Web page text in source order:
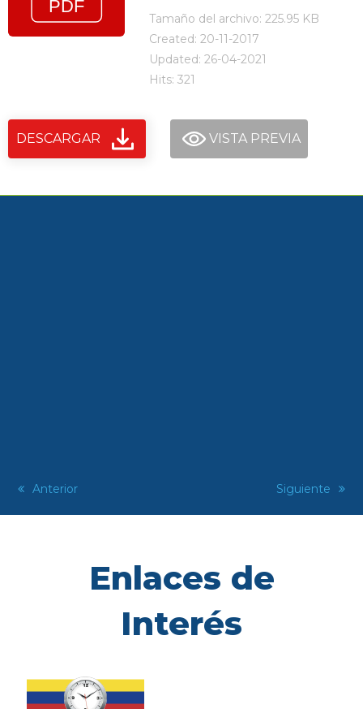
Tamaño del archivo: 225.95 KB
Created: 20-11-2017
Updated: 26-04-2021
Hits: 321
DESCARGAR VISTA PREVIA
previous
Anterior
next
Siguiente
Enlaces de
Interés